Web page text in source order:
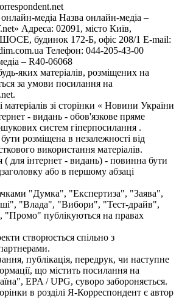
медіа Назва онлайн-медіа –
Адреса: 02091, місто Київ,
будинок 172-Б, офіс 208/1 E-mail:
Телефон: 044-205-43-00
– R40-06068
яких матеріалів, розміщених на
за умови посилання на
зі сторінки « Новини України
- видань - обов'язкове пряме
систем гіперпосилання .
розміщена в незалежності від
використання матеріалів.
( для інтернет - видань) - повинна бути
або в першому абзаці
"Думка", "Експертиза", "Заява",
"Влада", "Вибори", "Тест-драйв",
"Промо" публікуються на правах
створюється спільно з
публікація, передрук, чи наступне
що містить посилання на
EPA / UPG, суворо забороняється.
в розділі Я-Корреспондент є автор